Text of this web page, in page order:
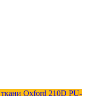
Oxford 210D PU-